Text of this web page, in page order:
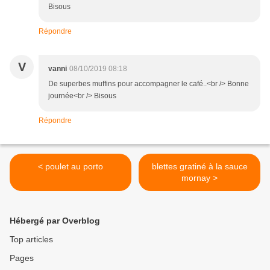
Bisous
Répondre
V vanni 08/10/2019 08:18
De superbes muffins pour accompagner le café..<br /> Bonne
journée<br /> Bisous
Répondre
< poulet au porto
blettes gratiné à la sauce
mornay >
Hébergé par Overblog
Top articles
Pages